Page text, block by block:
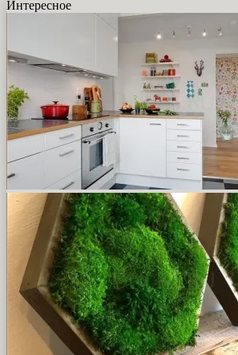
Интересное